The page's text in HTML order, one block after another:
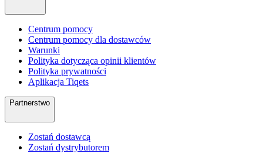
Centrum pomocy
Centrum pomocy dla dostawców
Warunki
Polityka dotycząca opinii klientów
Polityka prywatności
Aplikacja Tiqets
Partnerstwo
Zostań dostawcą
Zostań dystrybutorem